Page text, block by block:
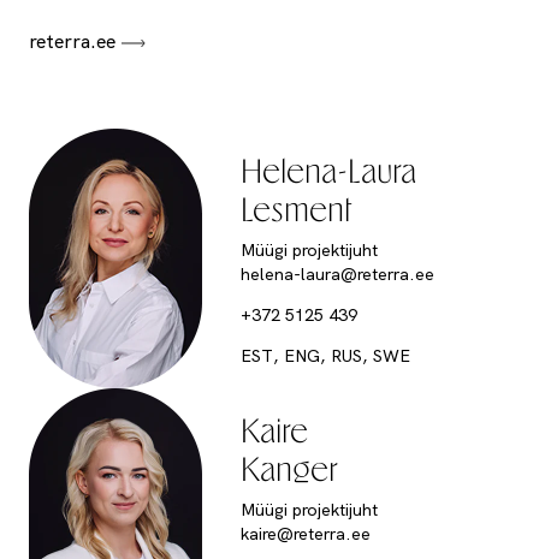
reterra.ee
Helena-Laura
Lesment
Müügi projektijuht
helena-laura@reterra.ee
+372 5125 439
EST, ENG, RUS, SWE
Kaire
Kanger
Müügi projektijuht
kaire@reterra.ee